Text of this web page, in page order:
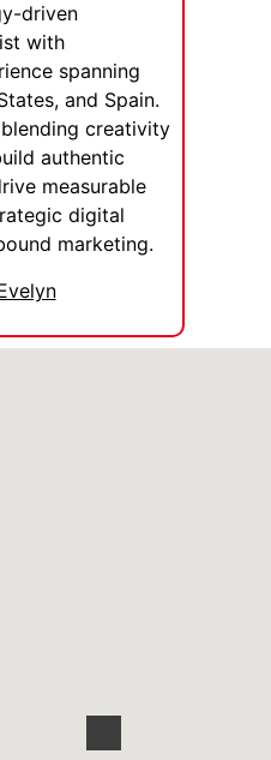
driven
with
spanning
and Spain.
creativity
authentic
measurable
digital
marketing.